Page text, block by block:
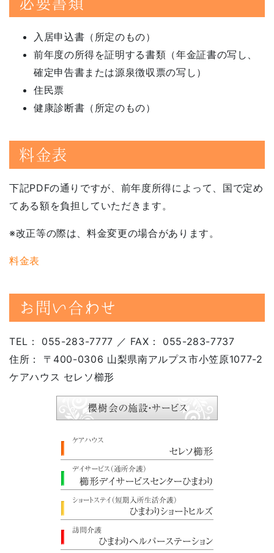
必要書類
入居申込書（所定のもの）
前年度の所得を証明する書類（年金証書の写し、
確定申告書または源泉徴収票の写し）
住民票
健康診断書（所定のもの）
料金表
下記PDFの通りですが、前年度所得によって、国で定め
てある額を負担していただきます。
※改正等の際は、料金変更の場合があります。
料金表
お問い合わせ
TEL： 055-283-7777 ／ FAX： 055-283-7737
住所： 〒400-0306 山梨県南アルプス市小笠原1077-2
ケアハウス セレソ櫛形